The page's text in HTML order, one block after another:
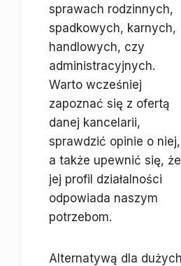
sprawach rodzinnych,
spadkowych, karnych,
handlowych, czy
administracyjnych.
Warto wcześniej
zapoznać się z ofertą
danej kancelarii,
sprawdzić opinie o niej,
a także upewnić się, że
jej profil działalności
odpowiada naszym
potrzebom.
Alternatywą dla dużych